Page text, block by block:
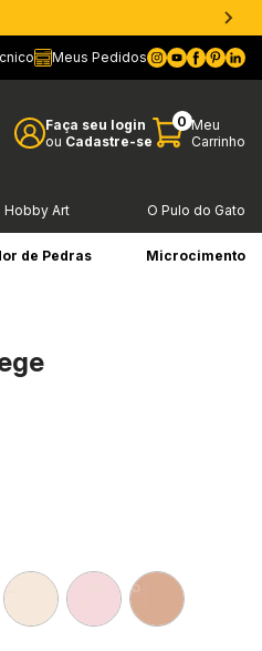
Meus Pedidos
Faça seu login
ou Cadastre-se
0 Meu
Carrinho
Hobby Art O Pulo do Gato
de Pedras Microcimento